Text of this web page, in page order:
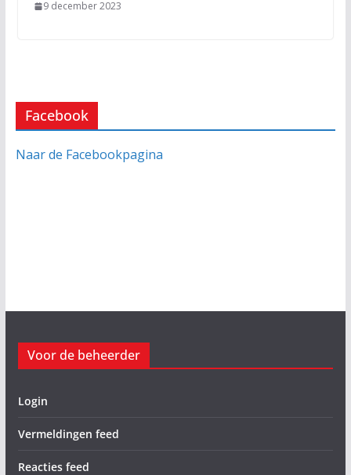
9 december 2023
Facebook
Naar de Facebookpagina
Voor de beheerder
Login
Vermeldingen feed
Reacties feed